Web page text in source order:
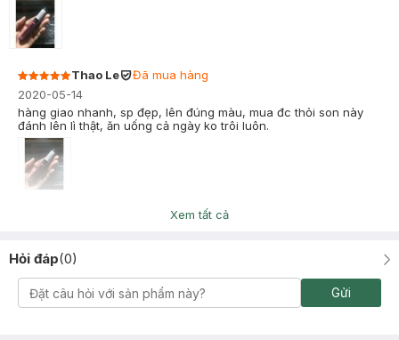
Thao Le
Đã mua hàng
2020-05-14
hàng giao nhanh, sp đẹp, lên đúng màu, mua đc thỏi son này
đánh lên lì thật, ăn uống cả ngày ko trôi luôn.
Đã mua hàng
- Chất son: Thấy mượt, mịn, mềm, cảm giác bôi xong son khô
- Màu sắc: Mình chọn màu đỏ hồng. Lên đúng màu, khá hợp với
làn da tông vàng (gần trắng) của mình.
- Mùi: Mùi son thơm, không bị hắc
Xem tất cả
Hỏi đáp(0)
Gửi